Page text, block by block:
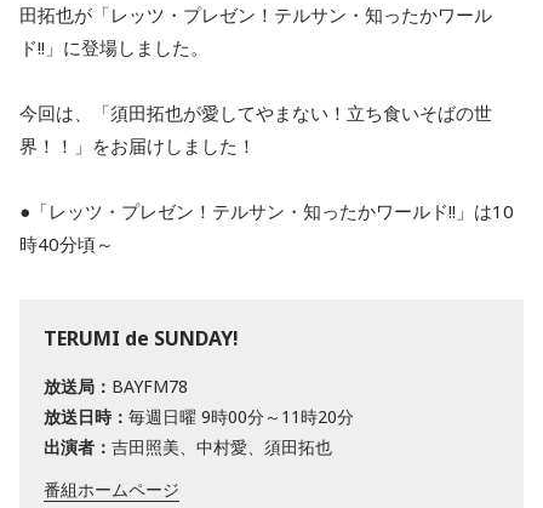
田拓也が「レッツ・プレゼン！テルサン・知ったかワール
ド!!」に登場しました。
今回は、「須田拓也が愛してやまない！立ち食いそばの世
界！！」をお届けしました！
●「レッツ・プレゼン！テルサン・知ったかワールド!!」は10
時40分頃～
TERUMI de SUNDAY!
放送局： BAYFM78
放送日時： 毎週日曜 9時00分～11時20分
出演者： 吉田照美、中村愛、須田拓也
番組ホームページ